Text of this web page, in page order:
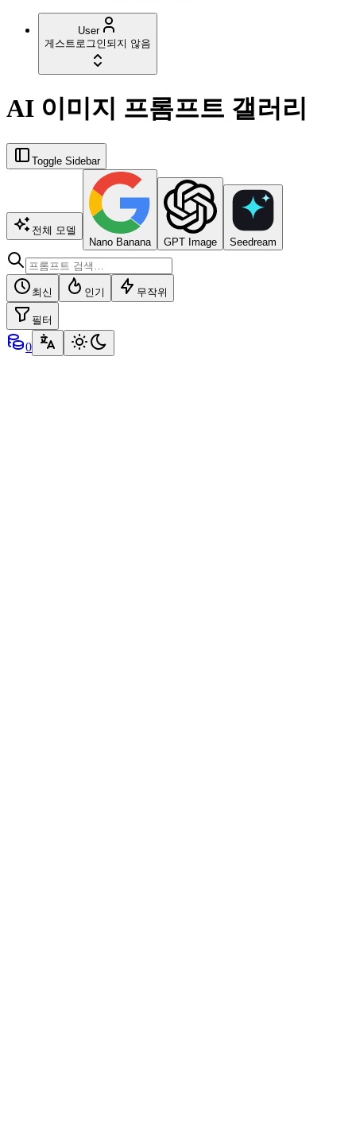
User
게스트 로그인되지 않음
AI 이미지 프롬프트 갤러리
Toggle Sidebar
전체 모델
Nano Banana
GPT Image Seedream
최신 인기 무작위
필터
0